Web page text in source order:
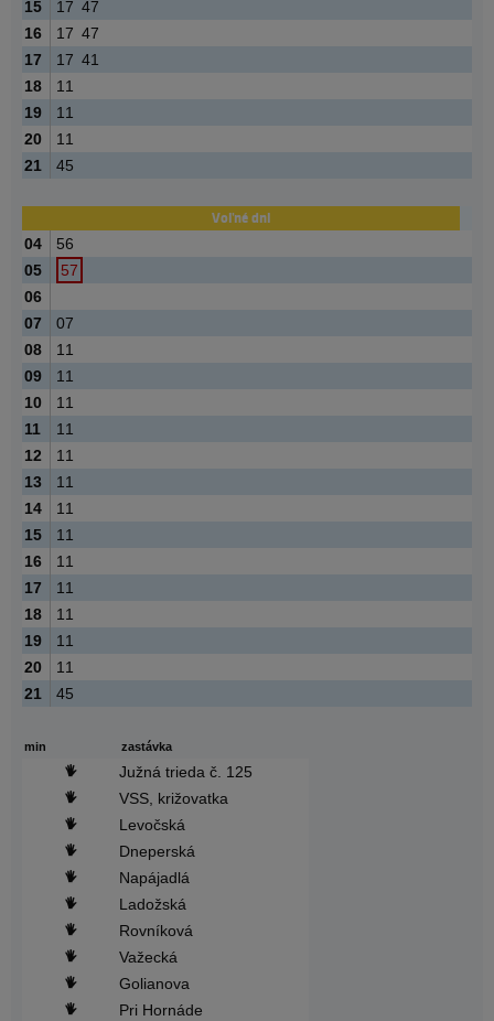
min zastávka
Južná trieda č. 125
VSS, križovatka
Levočská
Dneperská
Napájadlá
Ladožská
Rovníková
Važecká
Golianova
Pri Hornáde
15
17 47
16
17 47
17
17 41
18
11
19
11
20
11
21
45
Voľné dni
04
56
05
57
06
07
07
08
11
09
11
10
11
11
11
12
11
13
11
14
11
15
11
16
11
17
11
18
11
19
11
20
11
21
45